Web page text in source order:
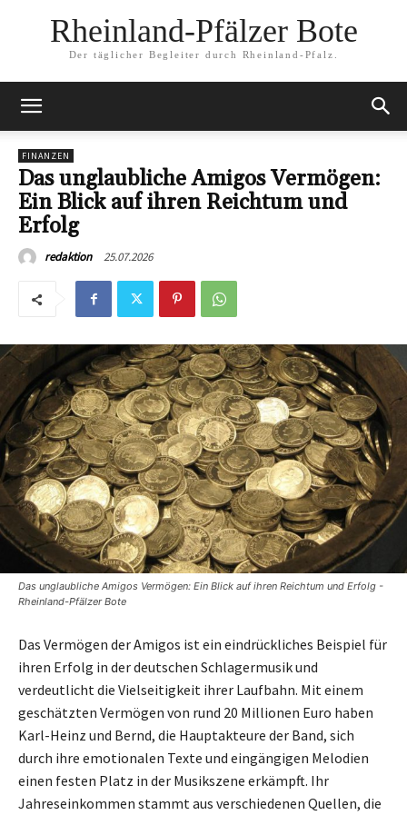
Rheinland-Pfälzer Bote
Der täglicher Begleiter durch Rheinland-Pfalz.
FINANZEN
Das unglaubliche Amigos Vermögen:
Ein Blick auf ihren Reichtum und
Erfolg
redaktion 25.07.2026
Das unglaubliche Amigos Vermögen: Ein Blick auf ihren Reichtum und Erfolg -
Rheinland-Pfälzer Bote
Das Vermögen der Amigos ist ein eindrückliches Beispiel für
ihren Erfolg in der deutschen Schlagermusik und
verdeutlicht die Vielseitigkeit ihrer Laufbahn. Mit einem
geschätzten Vermögen von rund 20 Millionen Euro haben
Karl-Heinz und Bernd, die Hauptakteure der Band, sich
durch ihre emotionalen Texte und eingängigen Melodien
einen festen Platz in der Musikszene erkämpft. Ihr
Jahreseinkommen stammt aus verschiedenen Quellen, die